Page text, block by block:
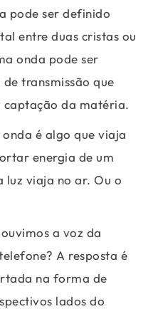
pode ser definido
entre duas cristas ou
onda pode ser
transmissão que
captação da matéria.
é algo que viaja
energia de um
luz viaja no ar. Ou o
a voz da
A resposta é
na forma de
lados do